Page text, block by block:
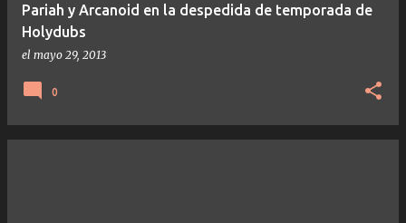
Pariah y Arcanoid en la despedida de temporada de
Holydubs
el mayo 29, 2013
0